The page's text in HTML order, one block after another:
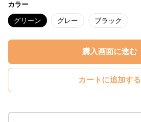
カラー
グリーン グレー ブラック
購入画面に進む
カートに追加する